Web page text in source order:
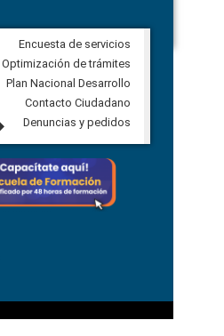
Veeduría Ciudadana para vigilar la
construcción del asfaltado de
Ballenita del cantón Santa Elena
7 agosto, 2026
Next
Encuesta de servicios
Optimización de trámites
Plan Nacional Desarrollo
Contacto Ciudadano
Denuncias y pedidos